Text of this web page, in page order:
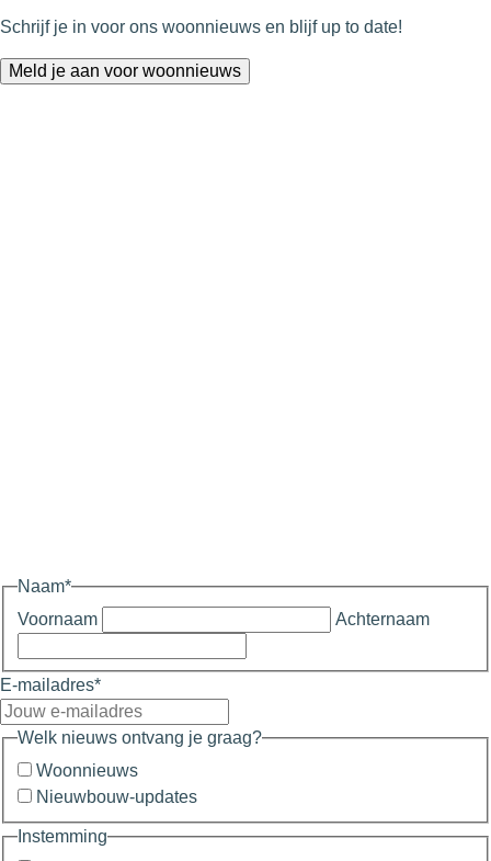
Schrijf je in voor ons woonnieuws en blijf up to date!
Meld je aan voor woonnieuws
Naam*
Voornaam
Achternaam
E-mailadres*
Welk nieuws ontvang je graag?
Woonnieuws
Nieuwbouw-updates
Instemming